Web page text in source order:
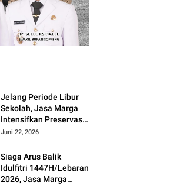
Jelang Periode Libur
Sekolah, Jasa Marga
Intensifkan Preservasi
Rutin Jalan Tol untuk
Keamanan dan
Kenyamanan
Perjalanan
Juni 22, 2026
Siaga Arus Balik
Idulfitri 1447H/Lebaran
2026, Jasa Marga